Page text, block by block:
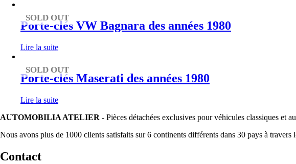
SOLD OUT
Porte-clés VW Bagnara des années 1980
Lire la suite
SOLD OUT
Porte-clés Maserati des années 1980
Lire la suite
AUTOMOBILIA ATELIER - Pièces détachées exclusives pour véhicules classiques et
Nous avons plus de 1000 clients satisfaits sur 6 continents différents dans 30 pays à travers
Contact